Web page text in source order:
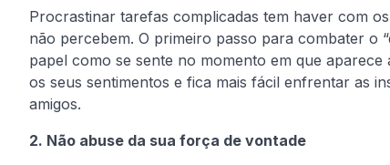
Procrastinar tarefas complicadas tem haver com
não percebem. O primeiro passo para combater o
papel como se sente no momento em que
os seus sentimentos e fica mais fácil enfrentar as
amigos.
2. Não abuse da sua força de vontade